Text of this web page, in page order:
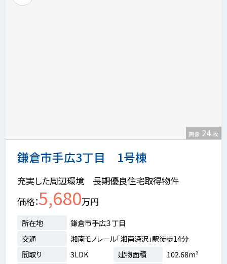
鎌倉市手広3丁目 1号棟
画像 24 枚
充実した周辺環境 長期優良住宅取得物件
価格 5,680万円
所在地
鎌倉市手広３丁目
交通
湘南モノレール「湘南深沢」駅徒歩14分
間取り
3LDK 建物面積
102.68m²